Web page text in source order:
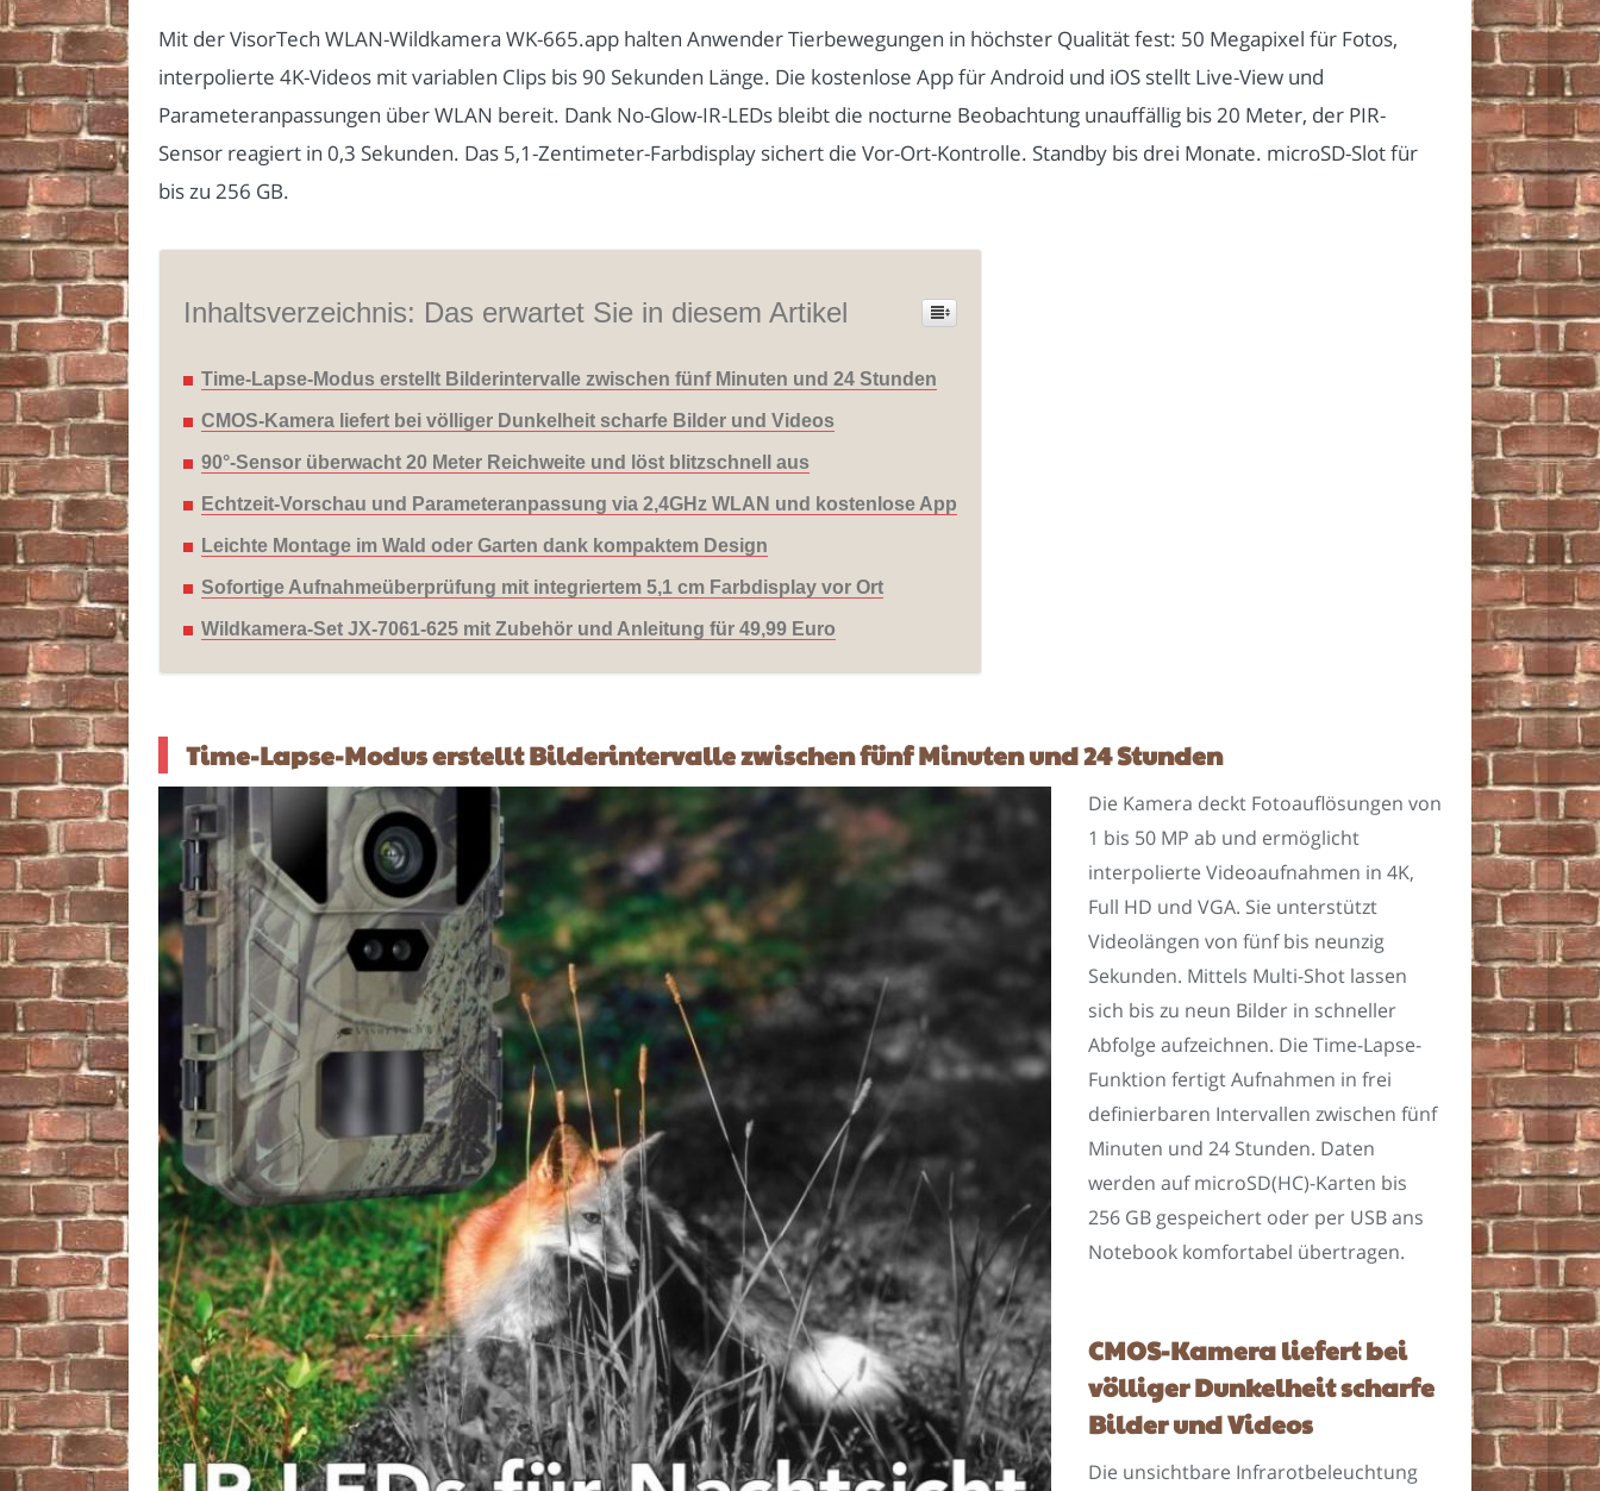
Mit der VisorTech WLAN-Wildkamera WK-665.app halten Anwender Tierbewegungen in höchster Qualität fest: 50 Megapixel für Fotos,
interpolierte 4K-Videos mit variablen Clips bis 90 Sekunden Länge. Die kostenlose App für Android und iOS stellt Live-View und
Parameteranpassungen über WLAN bereit. Dank No-Glow-IR-LEDs bleibt die nocturne Beobachtung unauffällig bis 20 Meter, der PIR-
Sensor reagiert in 0,3 Sekunden. Das 5,1-Zentimeter-Farbdisplay sichert die Vor-Ort-Kontrolle. Standby bis drei Monate. microSD-Slot für
bis zu 256 GB.
Inhaltsverzeichnis: Das erwartet Sie in diesem Artikel
Time-Lapse-Modus erstellt Bilderintervalle zwischen fünf Minuten und 24 Stunden
CMOS-Kamera liefert bei völliger Dunkelheit scharfe Bilder und Videos
90°-Sensor überwacht 20 Meter Reichweite und löst blitzschnell aus
Echtzeit-Vorschau und Parameteranpassung via 2,4GHz WLAN und kostenlose App
Leichte Montage im Wald oder Garten dank kompaktem Design
Sofortige Aufnahmeüberprüfung mit integriertem 5,1 cm Farbdisplay vor Ort
Wildkamera-Set JX-7061-625 mit Zubehör und Anleitung für 49,99 Euro
Time-Lapse-Modus erstellt Bilderintervalle zwischen fünf Minuten und 24 Stunden
Die Kamera deckt Fotoauflösungen von
1 bis 50 MP ab und ermöglicht
interpolierte Videoaufnahmen in 4K,
Full HD und VGA. Sie unterstützt
Videolängen von fünf bis neunzig
Sekunden. Mittels Multi-Shot lassen
sich bis zu neun Bilder in schneller
Abfolge aufzeichnen. Die Time-Lapse-
Funktion fertigt Aufnahmen in frei
definierbaren Intervallen zwischen fünf
Minuten und 24 Stunden. Daten
werden auf microSD(HC)-Karten bis
256 GB gespeichert oder per USB ans
Notebook komfortabel übertragen.
CMOS-Kamera liefert bei
völliger Dunkelheit scharfe
Bilder und Videos
Die unsichtbare Infrarotbeleuchtung